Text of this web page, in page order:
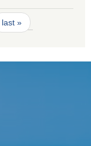
last »